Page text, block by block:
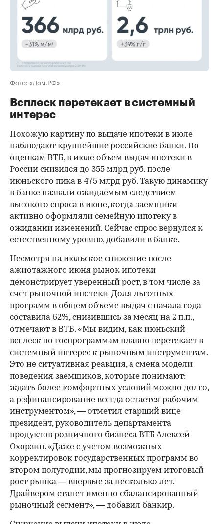
Фото: «Дом.РФ»
Всплеск перетекает в системный
интерес
Похожую картину по выдаче ипотеки в июле
наблюдают крупнейшие российские банки. По
оценкам ВТБ, в июле объем выдач ипотеки в
России снизился до 355 млрд руб. после
июньского пика в 475 млрд руб. Такую динамику
в банке назвали ожидаемым следствием
высокого спроса в июне, когда заемщики
активно оформляли семейную ипотеку в
ожидании изменений. Сейчас спрос вернулся к
естественному уровню, добавили в банке.
Несмотря на июльское снижение после
ажиотажного июня рынок ипотеки
демонстрирует уверенный рост, в том числе за
счет рыночной ипотеки. Доля льготных
программ в общем объеме выдач с начала года
составила 62%, снизившись за месяц на 2 п.п.,
отмечают в ВТБ. «Мы видим, как июньский
всплеск по госпрограммам плавно перетекает в
системный интерес к рыночным инструментам.
Это не ситуативная реакция, а смена модели
поведения заемщиков, которые понимают:
ждать более комфортных условий можно долго,
а рефинансирование всегда остается рабочим
инструментом», — отметил старший вице-
президент, руководитель департамента
продуктов розничного бизнеса ВТБ Алексей
Охорзин. «Даже с учетом возможных
корректировок государственных программ во
втором полугодии, мы прогнозируем итоговый
рост рынка — впервые за несколько лет.
Драйвером станет именно сбалансированный
рыночный сегмент», — добавил банкир.